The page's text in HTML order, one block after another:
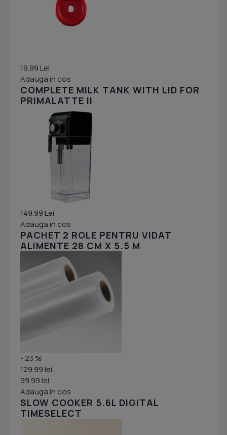
19.99 Lei
Adauga in cos
COMPLETE MILK TANK WITH LID FOR
PRIMALATTE II
149.99 Lei
Adauga in cos
PACHET 2 ROLE PENTRU VIDAT
ALIMENTE 28 CM X 5.5 M
- 23 %
129.99 lei
99.99 lei
Adauga in cos
SLOW COOKER 5.6L DIGITAL
TIMESELECT